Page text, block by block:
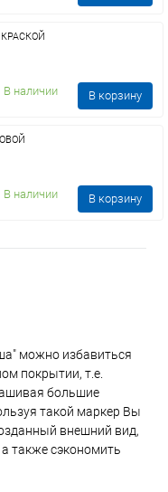
КРАСКОЙ
В наличии В корзину
В наличии В корзину
можно избавиться
покрытии, т.е.
большие
такой маркер Вы
внешний вид,
также сэкономить